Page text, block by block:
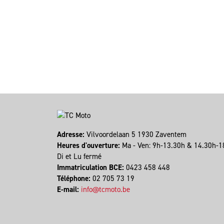
Adresse: Vilvoordelaan 5 1930 Zaventem
Heures d'ouverture: Ma - Ven: 9h-13.30h & 14.30h-
Di et Lu fermé
Immatriculation BCE: 0423 458 448
Téléphone: 02 705 73 19
E-mail: info@tcmoto.be